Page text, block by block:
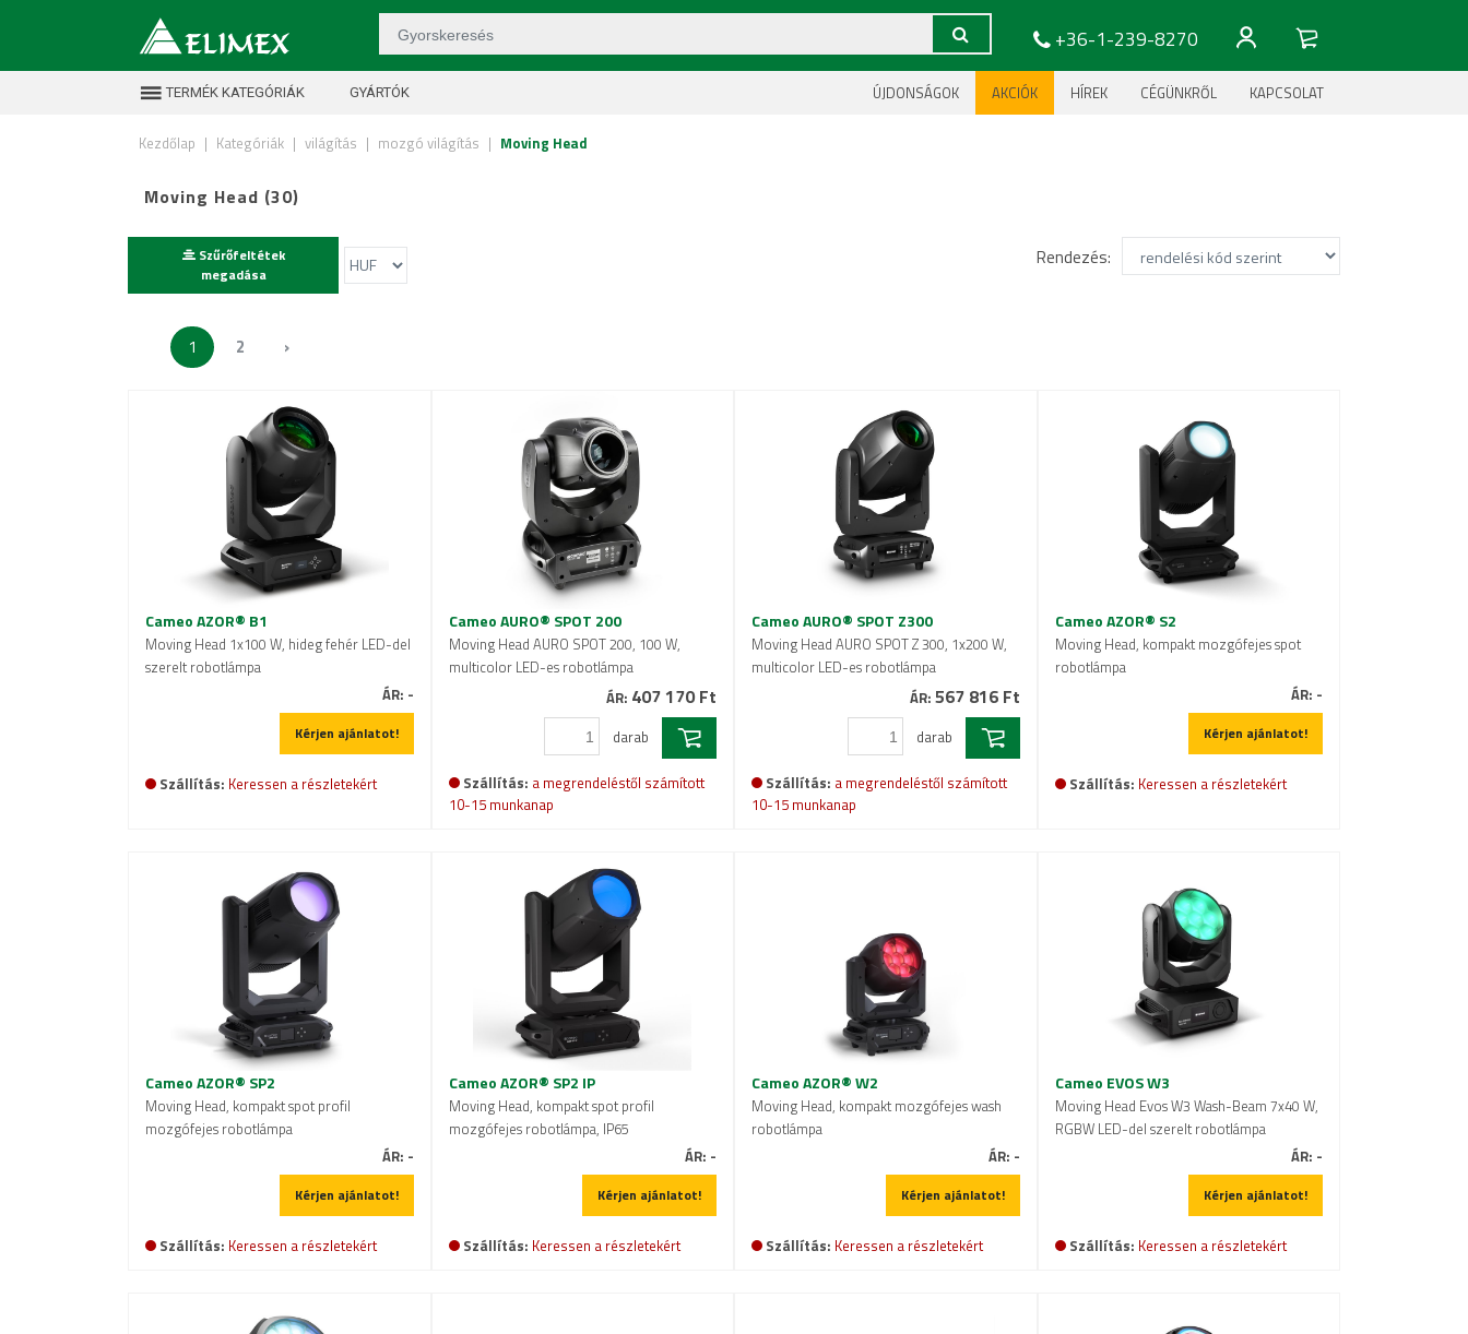
+36-1-239-8270
TERMÉK KATEGÓRIÁK GYÁRTÓK KAPCSOLAT
CÉGÜNKRŐL
HÍREK
AKCIÓK
ÚJDONSÁGOK
Kezdőlap | Kategóriák | világítás | mozgó világítás | Moving Head
Moving Head (30)
Szűrőfeltétek
megadása
Rendezés:
1 2 ›
Cameo AZOR® B1
Moving Head 1x100 W, hideg fehér LED-del
szerelt robotlámpa
ÁR: -
Kérjen ajánlatot!
Szállítás: Keressen a részletekért
Cameo AURO® SPOT 200
Moving Head AURO SPOT 200, 100 W,
multicolor LED-es robotlámpa
ÁR: 407 170 Ft
darab
Szállítás: a megrendeléstől számított
10-15 munkanap
Cameo AURO® SPOT Z300
Moving Head AURO SPOT Z 300, 1x200 W,
multicolor LED-es robotlámpa
ÁR: 567 816 Ft
darab
Szállítás: a megrendeléstől számított
10-15 munkanap
Cameo AZOR® S2
Moving Head, kompakt mozgófejes spot
robotlámpa
ÁR: -
Kérjen ajánlatot!
Szállítás: Keressen a részletekért
Cameo AZOR® SP2
Moving Head, kompakt spot profil
mozgófejes robotlámpa
ÁR: -
Kérjen ajánlatot!
Szállítás: Keressen a részletekért
Cameo AZOR® SP2 IP
Moving Head, kompakt spot profil
mozgófejes robotlámpa, IP65
ÁR: -
Kérjen ajánlatot!
Szállítás: Keressen a részletekért
Cameo AZOR® W2
Moving Head, kompakt mozgófejes wash
robotlámpa
ÁR: -
Kérjen ajánlatot!
Szállítás: Keressen a részletekért
Cameo EVOS W3
Moving Head Evos W3 Wash-Beam 7x40 W,
RGBW LED-del szerelt robotlámpa
ÁR: -
Kérjen ajánlatot!
Szállítás: Keressen a részletekért